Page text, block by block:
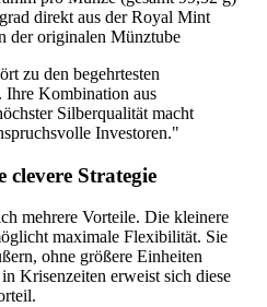
direkt aus der Royal Mint
der originalen Münztube
zu den begehrtesten
Kombination aus
Silberqualität macht
Investoren."
Strategie
mehrere Vorteile. Die kleinere
maximale Flexibilität. Sie
ohne größere Einheiten
Krisenzeiten erweist sich diese